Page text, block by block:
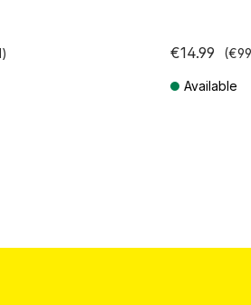
€14.99
Available